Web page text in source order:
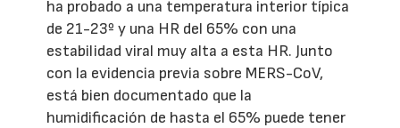
ha probado a una temperatura interior típica
de 21-23º y una HR del 65% con una
estabilidad viral muy alta a esta HR. Junto
con la evidencia previa sobre MERS-CoV,
está bien documentado que la
humidificación de hasta el 65% puede tener